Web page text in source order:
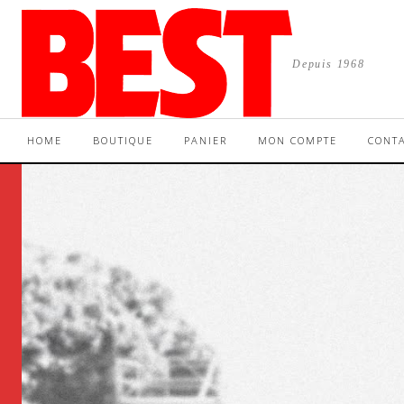
Depuis 1968
HOME BOUTIQUE PANIER MON COMPTE